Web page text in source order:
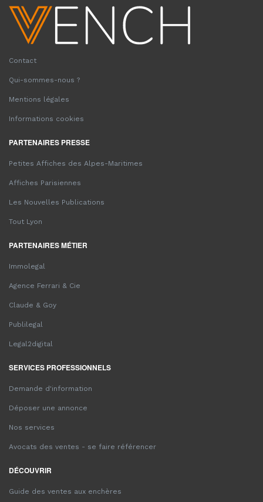
Contact
Qui-sommes-nous ?
Mentions légales
Informations cookies
PARTENAIRES PRESSE
Petites Affiches des Alpes-Maritimes
Affiches Parisiennes
Les Nouvelles Publications
Tout Lyon
PARTENAIRES MÉTIER
Immolegal
Agence Ferrari & Cie
Claude & Goy
Publilegal
Legal2digital
SERVICES PROFESSIONNELS
Demande d'information
Déposer une annonce
Nos services
Avocats des ventes - se faire référencer
DÉCOUVRIR
Guide des ventes aux enchères